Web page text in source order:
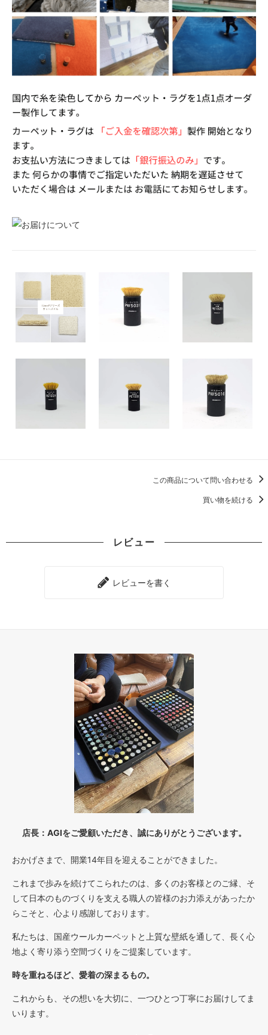
この商品について問い合わせる
買い物を続ける
レビュー
レビューを書く
店長：AGIをご愛顧いただき、誠にありがとうございます。
おかげさまで、開業14年目を迎えることができました。
これまで歩みを続けてこられたのは、多くのお客様とのご縁、そ
して日本のものづくりを支える職人の皆様のお力添えがあったか
らこそと、心より感謝しております。
私たちは、国産ウールカーペットと上質な壁紙を通して、長く心
地よく寄り添う空間づくりをご提案しています。
時を重ねるほど、愛着の深まるもの。
これからも、その想いを大切に、一つひとつ丁寧にお届けしてま
いります。